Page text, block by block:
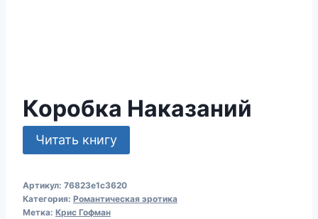
Коробка Наказаний
Читать книгу
Артикул: 76823e1c3620
Категория: Романтическая эротика
Метка: Крис Гофман